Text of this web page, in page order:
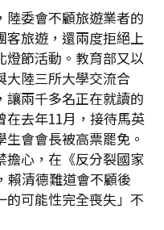
陸委會不顧旅遊業者的
客旅遊，還兩度拒絕上
燈節活動。教育部又以
大陸三所大學交流合
讓兩千多名正在就讀的
在去年11月，接待馬英
會會長被高票罷免。
擔心，在《反分裂國家
賴清德難道會不顧後
的可能性完全喪失」不